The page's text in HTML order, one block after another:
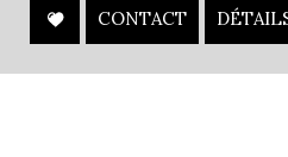
CONTACT